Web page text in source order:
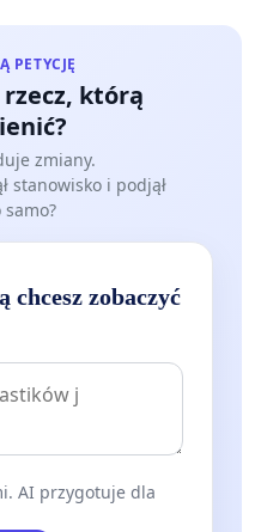
PETYCJĘ
którą
zmiany.
stanowisko i podjął
chcesz zobaczyć
AI przygotuje dla